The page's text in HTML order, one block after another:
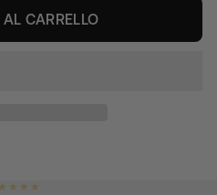
CARRELLO
★ ★ ★